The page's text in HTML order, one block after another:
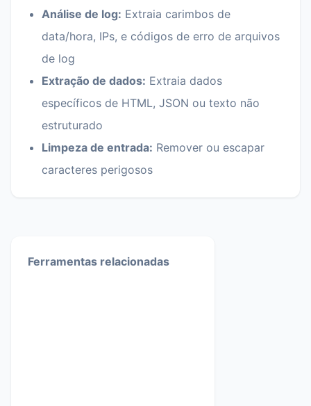
Análise de log: Extraia carimbos de
data/hora, IPs, e códigos de erro de arquivos
de log
Extração de dados: Extraia dados
específicos de HTML, JSON ou texto não
estruturado
Limpeza de entrada: Remover ou escapar
caracteres perigosos
Ferramentas relacionadas